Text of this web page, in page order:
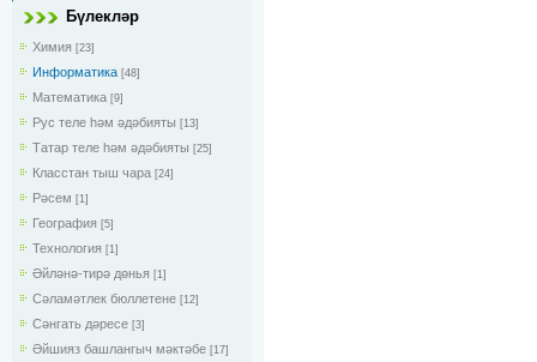
Бүлекләр
Химия [23]
Информатика [48]
Математика [9]
Рус теле һәм әдәбияты [13]
Татар теле һәм әдәбияты [25]
Класстан тыш чара [24]
Рәсем [1]
География [5]
Технология [1]
Әйләнә-тирә дөнья [1]
Сәламәтлек бюллетене [12]
Сәнгать дәресе [3]
Әйшияз башлангыч мәктәбе [17]